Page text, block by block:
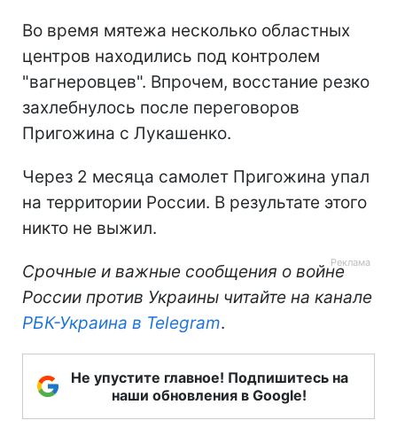
Во время мятежа несколько областных
центров находились под контролем
"вагнеровцев". Впрочем, восстание резко
захлебнулось после переговоров
Пригожина с Лукашенко.
Через 2 месяца самолет Пригожина упал
на территории России. В результате этого
никто не выжил.
Срочные и важные сообщения о войне
России против Украины читайте на канале
РБК-Украина в Telegram.
Не упустите главное! Подпишитесь на
наши обновления в Google!